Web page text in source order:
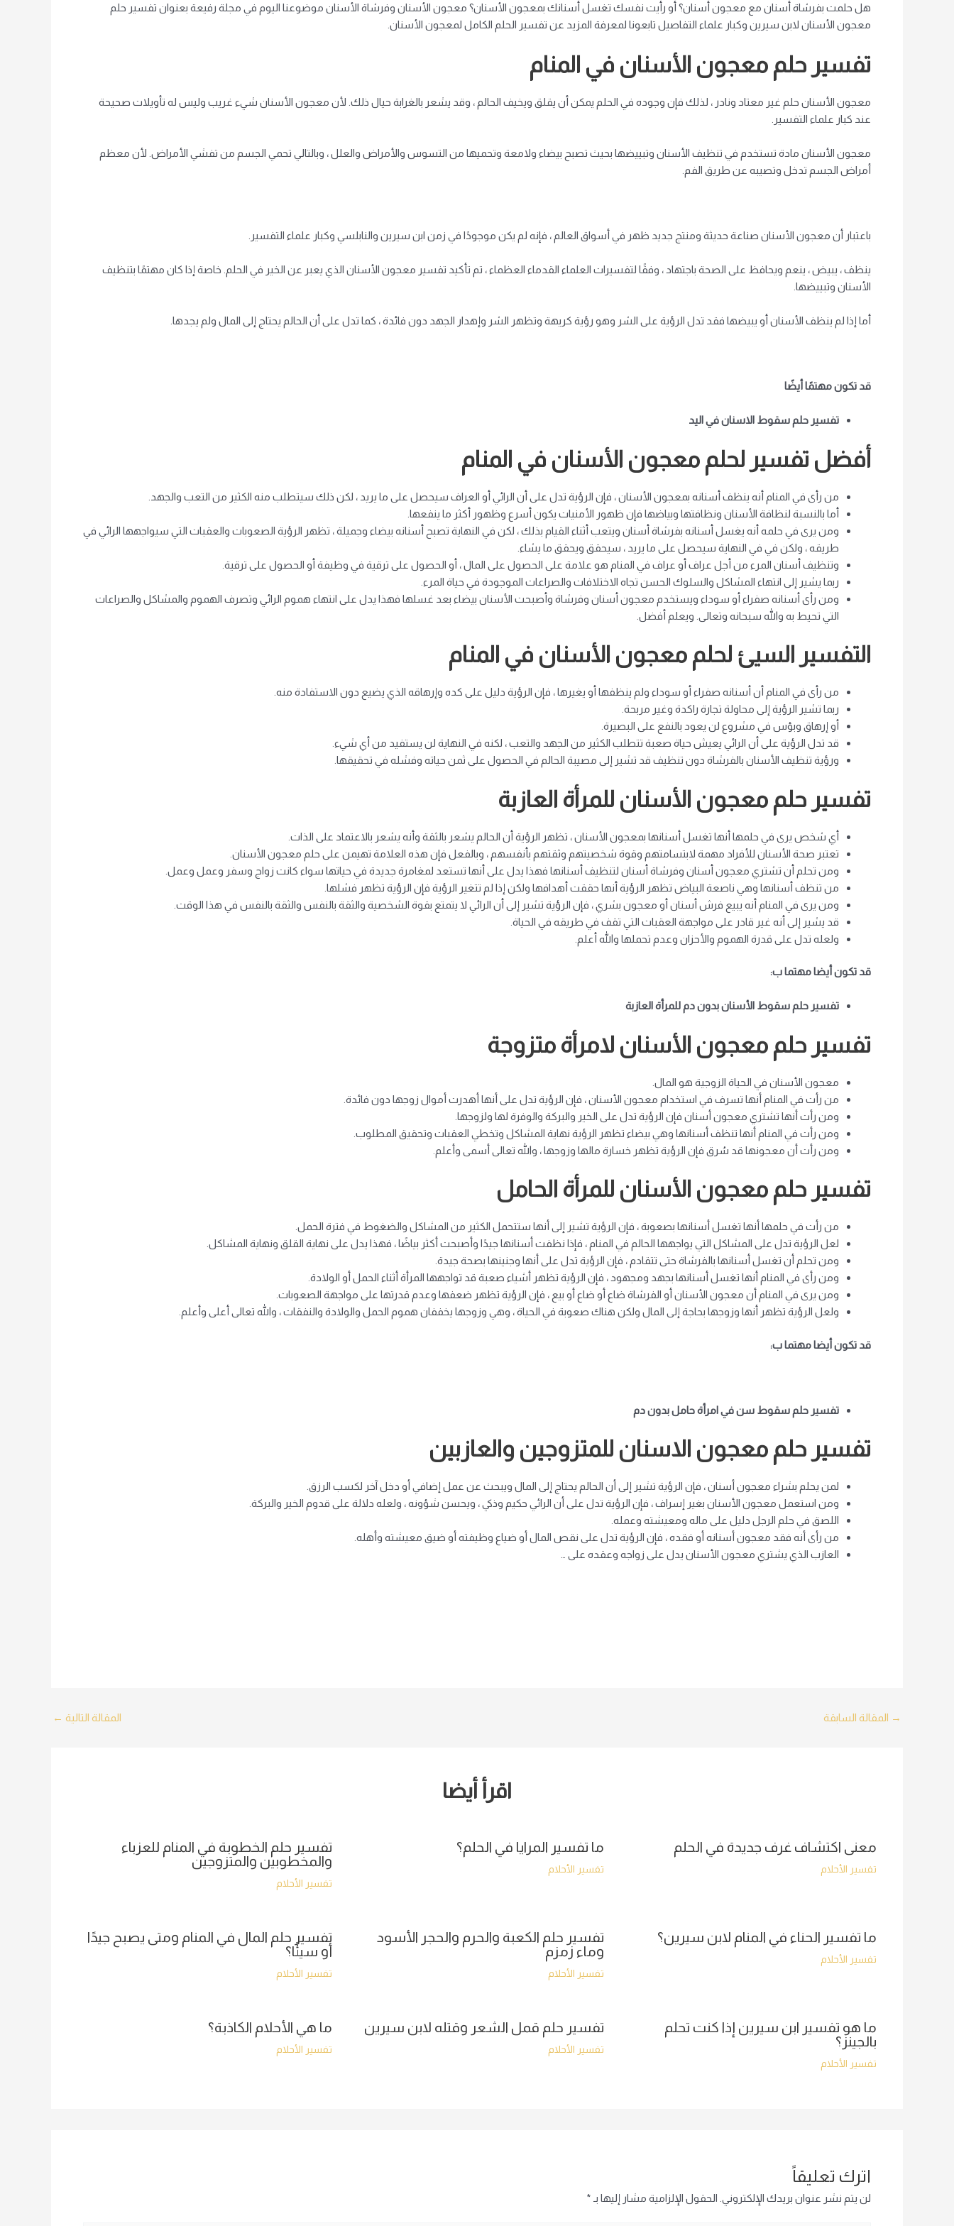
هل حلمت بفرشاة أسنان مع معجون أسنان؟ أو رأيت نفسك تغسل أسنانك بمعجون الأسنان؟ معجون الأسنان وفرشاة الأسنان موضوعنا اليوم في مجلة رفيعة بعنوان تفسير حلم
معجون الأسنان لابن سيرين وكبار علماء التفاصيل تابعونا لمعرفة المزيد عن تفسير الحلم الكامل لمعجون الأسنان.
تفسير حلم معجون الأسنان في المنام
معجون الأسنان حلم غير معتاد ونادر ، لذلك فإن وجوده في الحلم يمكن أن يقلق ويخيف الحالم ، وقد يشعر بالغرابة حيال ذلك. لأن معجون الأسنان شيء غريب وليس له تأويلات صحيحة
عند كبار علماء التفسير.
معجون الأسنان مادة تستخدم في تنظيف الأسنان وتبييضها بحيث تصبح بيضاء ولامعة وتحميها من التسوس والأمراض والعلل ، وبالتالي تحمي الجسم من تفشي الأمراض. لأن معظم
أمراض الجسم تدخل وتصيبه عن طريق الفم.
باعتبار أن معجون الأسنان صناعة حديثة ومنتج جديد ظهر في أسواق العالم ، فإنه لم يكن موجودًا في زمن ابن سيرين والنابلسي وكبار علماء التفسير.
ينظف ، يبيض ، ينعم ويحافظ على الصحة باجتهاد ، وفقًا لتفسيرات العلماء القدماء العظماء ، تم تأكيد تفسير معجون الأسنان الذي يعبر عن الخير في الحلم. خاصة إذا كان مهتمًا بتنظيف
الأسنان وتبييضها.
أما إذا لم ينظف الأسنان أو يبيضها فقد تدل الرؤية على الشر وهو رؤية كريهة وتظهر الشر وإهدار الجهد دون فائدة ، كما تدل على أن الحالم يحتاج إلى المال ولم يجدها.
قد تكون مهتمًا أيضًا
تفسير حلم سقوط الاسنان في اليد
أفضل تفسير لحلم معجون الأسنان في المنام
من رأى في المنام أنه ينظف أسنانه بمعجون الأسنان ، فإن الرؤية تدل على أن الرائي أو العراف سيحصل على ما يريد ، لكن ذلك سيتطلب منه الكثير من التعب والجهد.
أما بالنسبة لنظافة الأسنان ونظافتها وبياضها فإن ظهور الأمنيات يكون أسرع وظهور أكثر ما ينفعها.
ومن يرى في حلمه أنه يغسل أسنانه بفرشاة أسنان ويتعب أثناء القيام بذلك ، لكن في النهاية تصبح أسنانه بيضاء وجميلة ، تظهر الرؤية الصعوبات والعقبات التي سيواجهها الرائي في
طريقه ، ولكن في في النهاية سيحصل على ما يريد ، سيحقق ويحقق ما يشاء.
وتنظيف أسنان المرء من أجل عراف أو عراف في المنام هو علامة على الحصول على المال ، أو الحصول على ترقية في وظيفة أو الحصول على ترقية.
ربما يشير إلى انتهاء المشاكل والسلوك الحسن تجاه الاختلافات والصراعات الموجودة في حياة المرء.
ومن رأى أسنانه صفراء أو سوداء ويستخدم معجون أسنان وفرشاة وأصبحت الأسنان بيضاء بعد غسلها فهذا يدل على انتهاء هموم الرائي وتصرف الهموم والمشاكل والصراعات
التي تحيط به والله سبحانه وتعالى. ويعلم أفضل.
التفسير السيئ لحلم معجون الأسنان في المنام
من رأى في المنام أن أسنانه صفراء أو سوداء ولم ينظفها أو يغيرها ، فإن الرؤية دليل على كده وإرهاقه الذي يضيع دون الاستفادة منه.
ربما تشير الرؤية إلى محاولة تجارة راكدة وغير مربحة.
أو إرهاق وبؤس في مشروع لن يعود بالنفع على البصيرة.
قد تدل الرؤية على أن الرائي يعيش حياة صعبة تتطلب الكثير من الجهد والتعب ، لكنه في النهاية لن يستفيد من أي شيء.
ورؤية تنظيف الأسنان بالفرشاة دون تنظيف قد تشير إلى مصيبة الحالم في الحصول على ثمن حياته وفشله في تحقيقها.
تفسير حلم معجون الأسنان للمرأة العازبة
أي شخص يرى في حلمها أنها تغسل أسنانها بمعجون الأسنان ، تظهر الرؤية أن الحالم يشعر بالثقة وأنه يشعر بالاعتماد على الذات.
تعتبر صحة الأسنان للأفراد مهمة لابتسامتهم وقوة شخصيتهم وثقتهم بأنفسهم ، وبالفعل فإن هذه العلامة تهيمن على حلم معجون الأسنان.
ومن تحلم أن تشتري معجون أسنان وفرشاة أسنان لتنظيف أسنانها فهذا يدل على أنها تستعد لمغامرة جديدة في حياتها سواء كانت زواج وسفر وعمل وعمل.
من تنظف أسنانها وهي ناصعة البياض تظهر الرؤية أنها حققت أهدافها ولكن إذا لم تتغير الرؤية فإن الرؤية تظهر فشلها.
ومن يرى في المنام أنه يبيع فرش أسنان أو معجون بشري ، فإن الرؤية تشير إلى أن الرائي لا يتمتع بقوة الشخصية والثقة بالنفس والثقة بالنفس في هذا الوقت.
قد يشير إلى أنه غير قادر على مواجهة العقبات التي تقف في طريقه في الحياة.
ولعله تدل على قدرة الهموم والأحزان وعدم تحملها والله أعلم.
قد تكون أيضا مهتما ب:
تفسير حلم سقوط الأسنان بدون دم للمرأة العازبة
تفسير حلم معجون الأسنان لامرأة متزوجة
معجون الأسنان في الحياة الزوجية هو المال.
من رأت في المنام أنها تسرف في استخدام معجون الأسنان ، فإن الرؤية تدل على أنها أهدرت أموال زوجها دون فائدة.
ومن رأت أنها تشتري معجون أسنان فإن الرؤية تدل على الخير والبركة والوفرة لها ولزوجها.
ومن رأت في المنام أنها تنظف أسنانها وهي بيضاء تظهر الرؤية نهاية المشاكل وتخطي العقبات وتحقيق المطلوب.
ومن رأت أن معجونها قد سُرق فإن الرؤية تظهر خسارة مالها وزوجها ، والله تعالى أسمى وأعلم.
تفسير حلم معجون الأسنان للمرأة الحامل
من رأت في حلمها أنها تغسل أسنانها بصعوبة ، فإن الرؤية تشير إلى أنها ستتحمل الكثير من المشاكل والضغوط في فترة الحمل.
لعل الرؤية تدل على المشاكل التي يواجهها الحالم في المنام ، فإذا نظفت أسنانها جيدًا وأصبحت أكثر بياضًا ، فهذا يدل على نهاية القلق ونهاية المشاكل.
ومن تحلم أن تغسل أسنانها بالفرشاة حتى تتقادم ، فإن الرؤية تدل على أنها وجنينها بصحة جيدة.
ومن رأى في المنام أنها تغسل أسنانها بجهد ومجهود ، فإن الرؤية تظهر أشياء صعبة قد تواجهها المرأة أثناء الحمل أو الولادة.
ومن يرى في المنام أن معجون الأسنان أو الفرشاة ضاع أو ضاع أو بيع ، فإن الرؤية تظهر ضعفها وعدم قدرتها على مواجهة الصعوبات.
ولعل الرؤية تظهر أنها وزوجها بحاجة إلى المال ولكن هناك صعوبة في الحياة ، وهي وزوجها يخففان هموم الحمل والولادة والنفقات ، والله تعالى أعلى وأعلم.
قد تكون أيضا مهتما ب:
تفسير حلم سقوط سن في امرأة حامل بدون دم
تفسير حلم معجون الاسنان للمتزوجين والعازبين
لمن يحلم بشراء معجون أسنان ، فإن الرؤية تشير إلى أن الحالم يحتاج إلى المال ويبحث عن عمل إضافي أو دخل آخر لكسب الرزق.
ومن استعمل معجون الأسنان بغير إسراف ، فإن الرؤية تدل على أن الرائي حكيم وذكي ، ويحسن شؤونه ، ولعله دلالة على قدوم الخير والبركة.
اللصق في حلم الرجل دليل على ماله ومعيشته وعمله.
من رأى أنه فقد معجون أسنانه أو فقده ، فإن الرؤية تدل على نقص المال أو ضياع وظيفته أو ضيق معيشته وأهله.
العازب الذي يشتري معجون الأسنان يدل على زواجه وعقده على …
Post
→ المقالة السابقة المقالة التالية ←
اقرأ أيضا
معنى اكتشاف غرف جديدة في الحلم
تفسير الأحلام
ما تفسير المرايا في الحلم؟
تفسير الأحلام
تفسير حلم الخطوبة في المنام للعزباء
والمخطوبين والمتزوجين
تفسير الأحلام
ما تفسير الحناء في المنام لابن سيرين؟
تفسير الأحلام
تفسير حلم الكعبة والحرم والحجر الأسود
وماء زمزم
تفسير الأحلام
تفسير حلم المال في المنام ومتى يصبح جيدًا
أو سيئًا؟
تفسير الأحلام
ما هو تفسير ابن سيرين إذا كنت تحلم
بالجينز؟
تفسير الأحلام
تفسير حلم قمل الشعر وقتله لابن سيرين
تفسير الأحلام
ما هي الأحلام الكاذبة؟
تفسير الأحلام
اترك تعليقاً
لن يتم نشر عنوان بريدك الإلكتروني. الحقول الإلزامية مشار إليها بـ *